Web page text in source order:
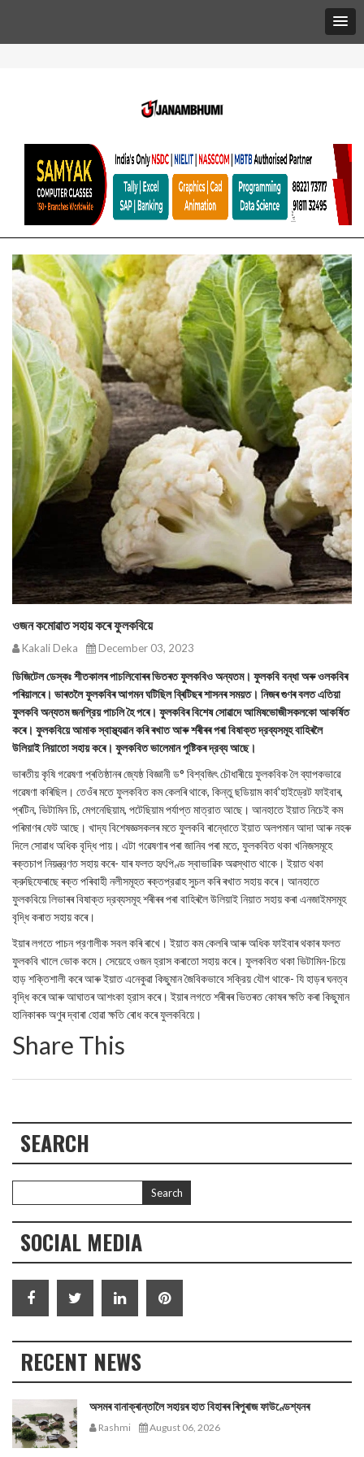
ওজন কমোৱাত সহায় কৰে ফুলকবিয়ে
Kakali Deka December 03, 2023
ডিজিটেল ডেস্কঃ শীতকালৰ পাচলিবোৰৰ ভিতৰত ফুলকবিও অন্যতম। ফুলকবি বন্ধা অৰু ওলকবিৰ
পৰিয়ালৰে। ভাৰতলৈ ফুলকবিৰ আগমন ঘটিছিল ব্ৰিটিছৰ শাসনৰ সময়ত। নিজৰ গুণৰ বলত এতিয়া
ফুলকবি অন্যতম জনপ্রিয় পাচলি হৈ পৰে। ফুলকবিৰ বিশেষ সোৱাদে আমিষভোজীসকলকো আকৰ্ষিত
কৰে। ফুলকবিয়ে আমাক স্বাস্থ্যৱান কৰি ৰখাত আৰু শৰীৰৰ পৰা বিষাক্ত দ্রব্যসমূহ বাহিৰলৈ
উলিয়াই নিয়াতো সহায় কৰে। ফুলকবিত ভালেমান পুষ্টিকৰ দ্রব্য আছে।
ভাৰতীয় কৃষি গৱেষণা প্ৰতিষ্ঠানৰ জ্যেষ্ঠ বিজ্ঞানী ড° বিশ্বজিৎ চৌধাৰীয়ে ফুলকবিক লৈ ব্যাপকভাৱে
গৱেষণা কৰিছিল। তেওঁৰ মতে ফুলকবিত কম কেলৰি থাকে, কিন্তু ছডিয়াম কার্ব'হাইড্রেট ফাইবাৰ,
প্ৰটিন, ভিটামিন চি, মেগনেছিয়াম, পটেছিয়াম পর্যাপ্ত মাত্রাত আছে। আনহাতে ইয়াত নিচেই কম
পৰিমাণৰ ফেট আছে। খাদ্য বিশেষজ্ঞসকলৰ মতে ফুলকবি ৰান্ধোতে ইয়াত অলপমান আদা আৰু নহৰু
দিলে সোৱাধ অধিক বৃদ্ধি পায়। এটা গৱেষণাৰ পৰা জানিব পৰা মতে, ফুলকবিত থকা খনিজসমূহে
ৰক্তচাপ নিয়ন্ত্রণত সহায় কৰে- যাৰ ফলত হৃৎপিণ্ড স্বাভাৱিক অৱস্থাত থাকে। ইয়াত থকা
ক্রুছিফেৰাছে ৰক্ত পৰিবাহী নলীসমূহত ৰক্তপ্রৱাহ সুচল কৰি ৰখাত সহায় কৰে। আনহাতে
ফুলকবিয়ে লিভাৰৰ বিষাক্ত দ্রব্যসমূহ শৰীৰৰ পৰা বাহিৰলৈ উলিয়াই নিয়াত সহায় কৰা এনজাইমসমূহ
বৃদ্ধি কৰাত সহায় কৰে।
ইয়াৰ লগতে পাচন প্রণালীক সবল কৰি ৰাখে। ইয়াত কম কেলৰি আৰু অধিক ফাইবাৰ থকাৰ ফলত
ফুলকবি খালে ভোক কমে। সেয়েহে ওজন হ্রাস কৰাতো সহায় কৰে। ফুলকবিত থকা ভিটামিন-চিয়ে
হাড় শক্তিশালী কৰে আৰু ইয়াত এনেকুৱা কিছুমান জৈবিকভাবে সক্রিয় যৌগ থাকে- যি হাড়ৰ ঘনত্ব
বৃদ্ধি কৰে আৰু আঘাতৰ আশংকা হ্রাস কৰে। ইয়াৰ লগতে শৰীৰৰ ভিতৰত কোষৰ ক্ষতি কৰা কিছুমান
হানিকাৰক অণুৰ দ্বাৰা হোৱা ক্ষতি ৰোধ কৰে ফুলকবিয়ে।
Share This
SEARCH
SOCIAL MEDIA
RECENT NEWS
অসমৰ বানাক্ৰান্তালৈ সহায়ৰ হাত বিহাৰৰ ৰিপুৰাজ ফাউণ্ডেশ্যনৰ
Rashmi August 06, 2026